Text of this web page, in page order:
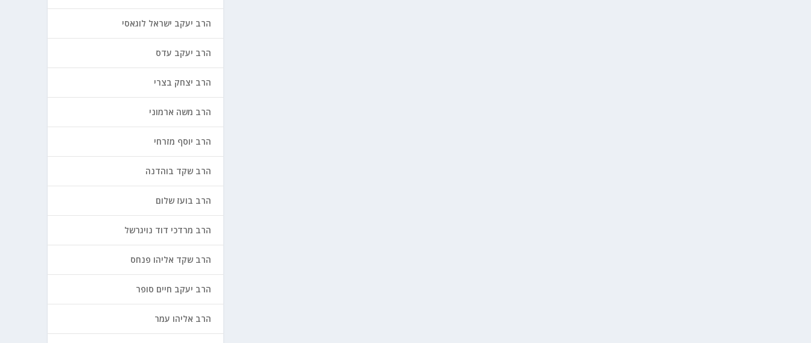
הרב יעקב ישראל לוגאסי
הרב יעקב עדס
הרב יצחק בצרי
הרב משה ארמוני
הרב יוסף מזרחי
הרב שקד בוהדנה
הרב בועז שלום
הרב מרדכי דוד נויגרשל
הרב שקד אליהו פנחס
הרב יעקב חיים סופר
הרב אליהו עמר